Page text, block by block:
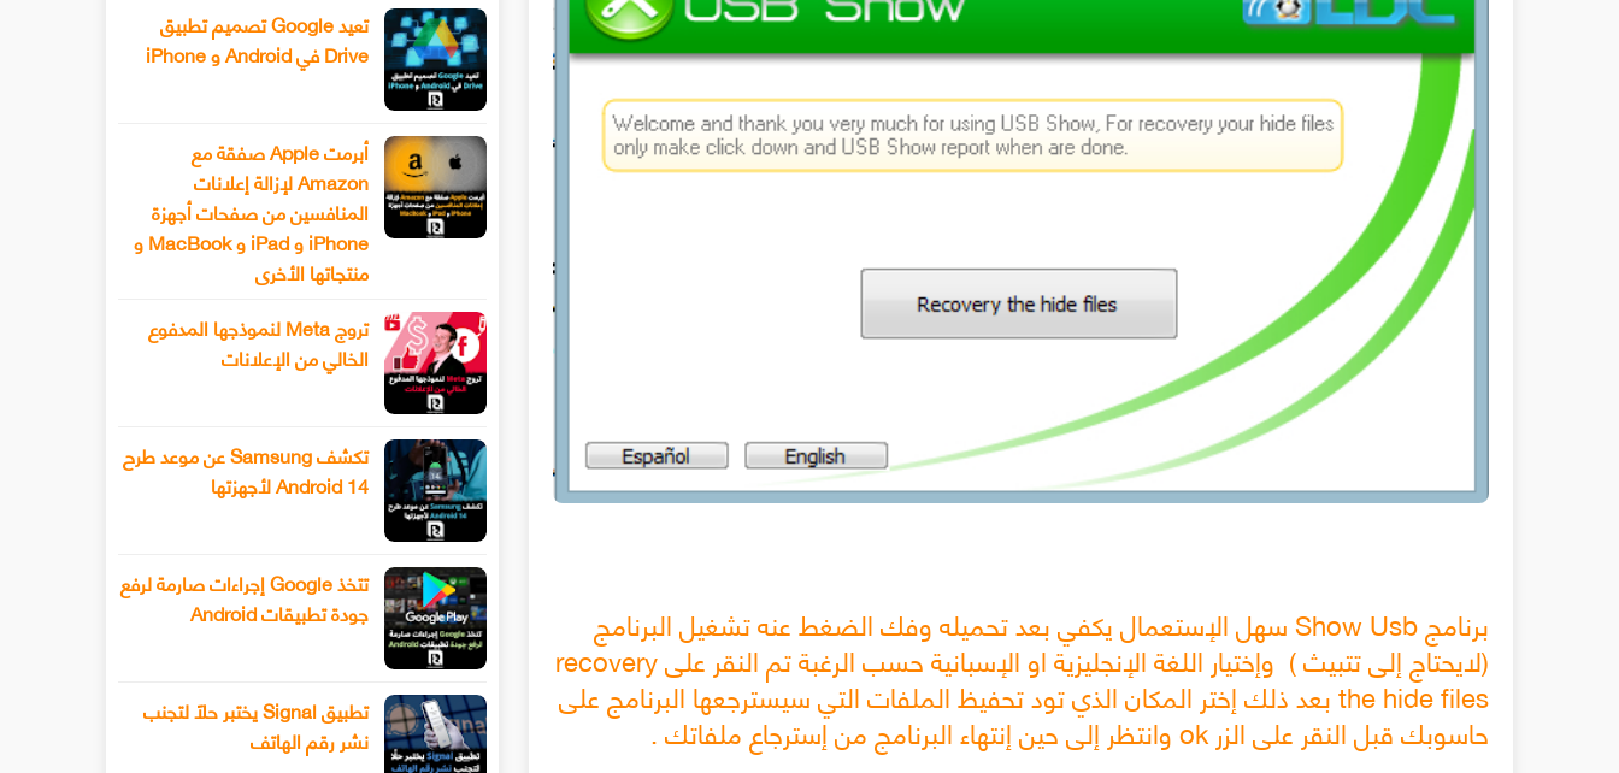
برنامج Show Usb سهل الإستعمال يكفي بعد تحميله وفك الضغط عنه تشغيل البرنامج
(لايحتاج إلى تتبيث ) وإختيار اللغة الإنجليزية او الإسبانية حسب الرغبة تم النقر على recovery
the hide files بعد ذلك إختر المكان الذي تود تحفيظ الملفات التي سيسترجعها البرنامج على
حاسوبك قبل النقر على الزر ok وانتظر إلى حين إنتهاء البرنامج من إسترجاع ملفاتك .
تعيد Google تصميم تطبيق
Drive في Android و iPhone
أبرمت Apple صفقة مع
Amazon لإزالة إعلانات
المنافسين من صفحات أجهزة
iPhone و iPad و MacBook و
منتجاتها الأخرى
تروج Meta لنموذجها المدفوع
الخالي من الإعلانات
تكشف Samsung عن موعد طرح
Android 14 لأجهزتها
تتخذ Google إجراءات صارمة لرفع
جودة تطبيقات Android
تطبيق Signal يختبر حلًا لتجنب
نشر رقم الهاتف